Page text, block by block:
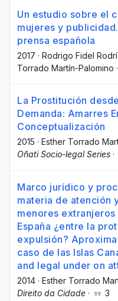
Un estudio sobre el
mujeres y
prensa española
2017 · Rodrigo Fidel
Torrado Martín-Palomino ·
La Prostitución
Demanda: Amarres
Conceptualización
2015 · Esther Torrado
Oñati Socio-legal Series ·
Marco jurídico y
materia de atención
menores
España ¿entre la
expulsión?
caso de las Islas
and legal under on
2014 · Esther Torrado
Direito da Cidade · 3